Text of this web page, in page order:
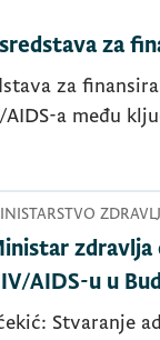
za
za
a među
AIDS-u u
Stvaranje